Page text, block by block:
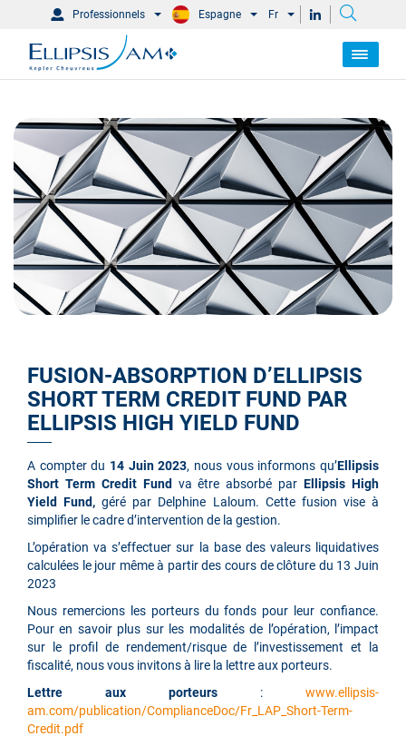
Professionnels Espagne Fr
FUSION-ABSORPTION D’ELLIPSIS
SHORT TERM CREDIT FUND PAR
ELLIPSIS HIGH YIELD FUND
A compter du 14 Juin 2023, nous vous informons qu’Ellipsis
Short Term Credit Fund va être absorbé parEllipsis High
Yield Fund,géré par Delphine Laloum. Cette fusion vise à
simplifier le cadre d’intervention de la gestion.
L’opération va s’effectuer sur la base des valeurs liquidatives
calculées le jour même à partir des cours de clôture du 13 Juin
2023
Nous remercions les porteurs du fonds pour leur confiance.
Pour en savoir plus sur les modalités de l’opération, l’impact
sur le profil de rendement/risque de l’investissement et la
fiscalité, nous vous invitons à lire la lettre aux porteurs.
Lettre aux porteurs : www.ellipsis-
am.com/publication/ComplianceDoc/Fr_LAP_Short-Term-
Credit.pdf